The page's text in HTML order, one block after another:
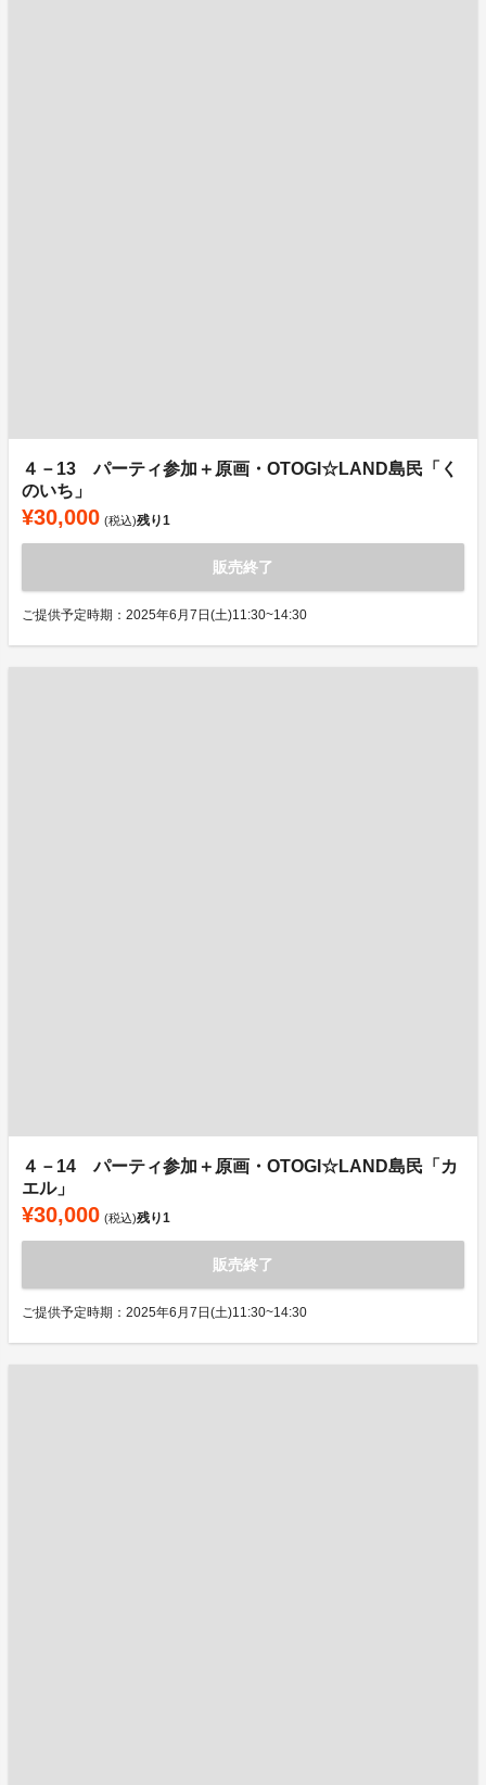
４－13 パーティ参加＋原画・OTOGI☆LAND島民「く
のいち」
¥30,000 (税込)残り1
販売終了
ご提供予定時期：2025年6月7日(土)11:30~14:30
４－14 パーティ参加＋原画・OTOGI☆LAND島民「カ
エル」
¥30,000 (税込)残り1
販売終了
ご提供予定時期：2025年6月7日(土)11:30~14:30